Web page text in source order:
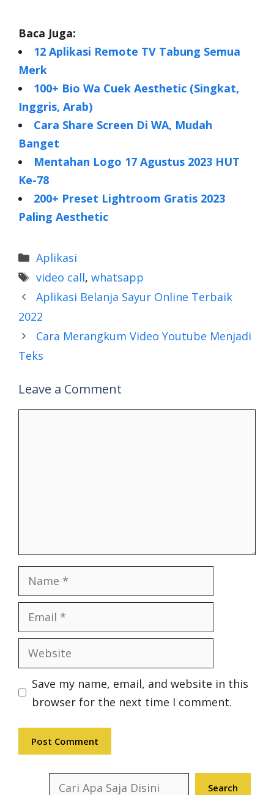
Baca Juga:
12 Aplikasi Remote TV Tabung Semua
Merk
100+ Bio Wa Cuek Aesthetic (Singkat,
Inggris, Arab)
Cara Share Screen Di WA, Mudah
Banget
Mentahan Logo 17 Agustus 2023 HUT
Ke-78
200+ Preset Lightroom Gratis 2023
Paling Aesthetic
Categories
Aplikasi
Tags
video call, whatsapp
Aplikasi Belanja Sayur Online Terbaik
2022
Cara Merangkum Video Youtube Menjadi
Teks
Leave a Comment
Name
Email
Website
Save my name, email, and website in this
browser for the next time I comment.
Search Search